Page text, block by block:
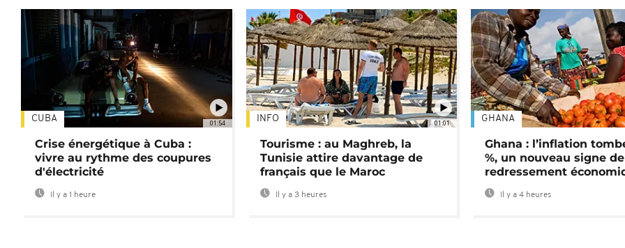
01:54
CUBA
Crise énergétique à Cuba :
vivre au rythme des coupures
d'électricité
Il y a 1 heure
01:01
INFO
Tourisme : au Maghreb, la
Tunisie attire davantage de
français que le Maroc
Il y a 3 heures
GHANA
Ghana : l’inflation
%, un nouveau signe de
redressement
Il y a 4 heures